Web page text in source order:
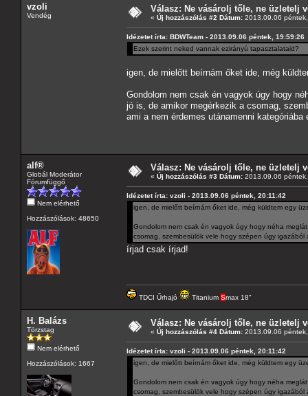
vzoli
Vendég
Válasz: Ne vásárolj tőle, ne üzletelj
« Új hozzászólás #2 Dátum: 2013.09.06
Idézetet írta: BDWTeam - 2013.09.06 péntek, 19:59:26
Ezek szerint neked vannak ezirányú tapasztalataid?
igen, de mielőtt beírnám őket ide, még
Gondolom nem csak én vagyok úgy hogy
jó is, de amikor megérkezik a csomag,
ami a nem érdemes utánamenni kategóriába
alf®
Globál Moderátor
Fórumfüggő
Nem elérhető
Hozzászólások: 48650
Válasz: Ne vásárolj tőle, ne üzletelj
« Új hozzászólás #3 Dátum: 2013.09.06
Idézetet írta: vzoli - 2013.09.06 péntek, 20:11:42
igen, de mielőtt beírnám őket ide, még küldtem egy
Gondolom nem csak én vagyok úgy hogy néha
csomag, szembesülök vele hogy szépen úgy
írjad csak írjad!
TDCI Űrhajó Titanium Smax 18"
H. Balázs
Törzstag
Nem elérhető
Hozzászólások: 1667
Válasz: Ne vásárolj tőle, ne üzletelj
« Új hozzászólás #4 Dátum: 2013.09.06
Idézetet írta: vzoli - 2013.09.06 péntek, 20:11:42
igen, de mielőtt beírnám őket ide, még küldtem egy
Gondolom nem csak én vagyok úgy hogy néha
csomag, szembesülök vele hogy szépen úgy